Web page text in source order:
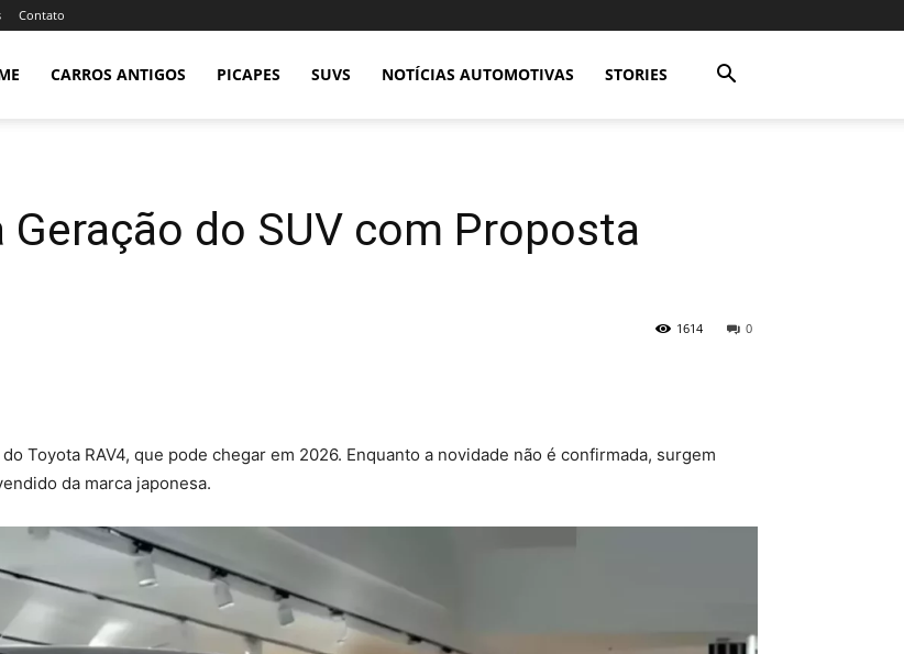
Contato
CARROS ANTIGOS PICAPES SUVS NOTÍCIAS AUTOMOTIVAS STORIES
Geração do SUV com Proposta
0
1614
Toyota RAV4, que pode chegar em 2026. Enquanto a novidade não é confirmada, surgem
da marca japonesa.